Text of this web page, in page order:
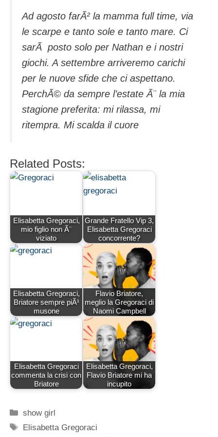
Ad agosto farÃ² la mamma full time, via
le scarpe e tanto sole e tanto mare. Ci
sarÃ posto solo per Nathan e i nostri
giochi. A settembre arriveremo carichi
per le nuove sfide che ci aspettano.
PerchÃ© da sempre l’estate Ã¨ la mia
stagione preferita: mi rilassa, mi
ritempra. Mi scalda il cuore
Related Posts:
Elisabetta Gregoraci,
mio figlio non Ã¨
viziato
Grande Fratello Vip 3,
Elisabetta Gregoraci
concorrente?
Elisabetta Gregoraci,
Briatore sempre piÃ¹
musone
Flavio Briatore,
meglio la Gregoraci di
Naomi Campbell
Elisabetta Gregoraci
commenta la crisi con
Briatore
Elisabetta Gregoraci,
Flavio Briatore mi ha
incupito
Categorie
show girl
Tag
Elisabetta Gregoraci